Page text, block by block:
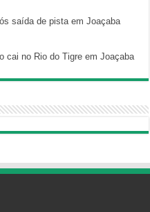
saída de pista em Joaçaba
cai no Rio do Tigre em Joaçaba